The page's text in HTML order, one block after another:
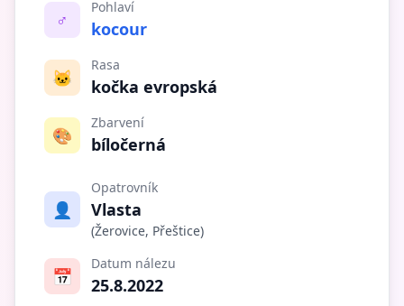
♂️
Pohlaví
kocour
🐱
Rasa
kočka evropská
🎨
Zbarvení
bíločerná
👤
Opatrovník
Vlasta
(Žerovice, Přeštice)
📅
Datum nálezu
25.8.2022